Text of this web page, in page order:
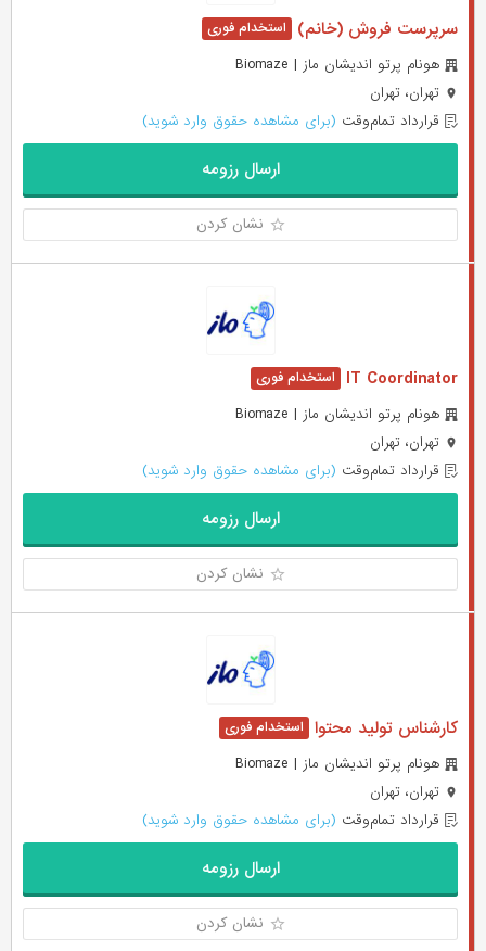
سرپرست فروش (خانم)
هونام پرتو اندیشان ماز | Biomaze
تهران، تهران
قرارداد تمام‌وقت (برای مشاهده حقوق وارد شوید)
ارسال رزومه
نشان کردن
IT Coordinator
هونام پرتو اندیشان ماز | Biomaze
تهران، تهران
قرارداد تمام‌وقت (برای مشاهده حقوق وارد شوید)
ارسال رزومه
نشان کردن
کارشناس تولید محتوا
هونام پرتو اندیشان ماز | Biomaze
تهران، تهران
قرارداد تمام‌وقت (برای مشاهده حقوق وارد شوید)
ارسال رزومه
نشان کردن